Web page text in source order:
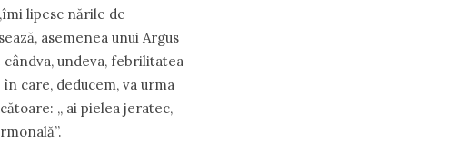
lipesc nările de
asemenea unui Argus
undeva, febrilitatea
care, deducem, va urma
„ ai pielea jeratec,